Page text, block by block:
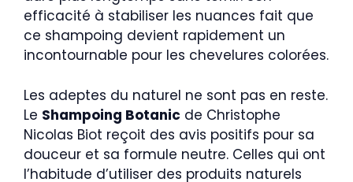
efficacité à stabiliser les nuances fait que
ce shampoing devient rapidement un
incontournable pour les chevelures colorées.
Les adeptes du naturel ne sont pas en reste.
Le Shampoing Botanic de Christophe
Nicolas Biot reçoit des avis positifs pour sa
douceur et sa formule neutre. Celles qui ont
l’habitude d’utiliser des produits naturels